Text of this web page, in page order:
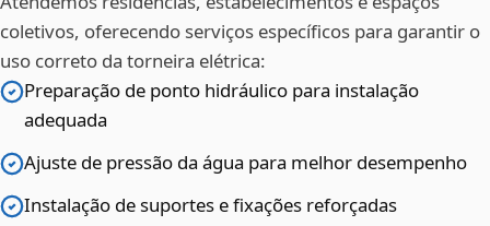
coletivos, oferecendo serviços específicos para garantir o
uso correto da torneira elétrica:
Preparação de ponto hidráulico para instalação
adequada
Ajuste de pressão da água para melhor desempenho
Instalação de suportes e fixações reforçadas